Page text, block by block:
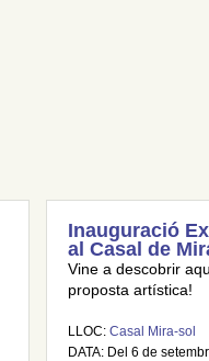
Inauguració
al Casal de
Vine a descobrir
proposta artística!
LLOC:Casal Mira-sol
DATA: Del 6 de